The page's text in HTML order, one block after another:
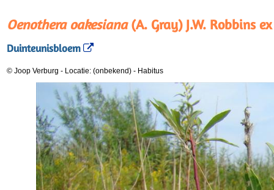
Oenothera oakesiana(A. Gray) J.W. Robbins
Duinteunisbloem
© Joop Verburg - Locatie: (onbekend) - Habitus